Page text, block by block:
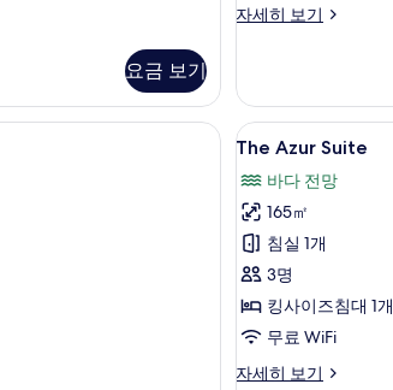
요금 보기
기
자세히 보기
Sea
세
히
보
, 객실 내 금고
급 침구, 오리/거위털 이불, 무료 미니바 품목, 객실 내 금고
The
Azur
Suite
사
진
모
두
보
기
5
The Azur Suite
바다 전망
165㎡
침실 1개
3명
킹사이즈침대 1개
무료 WiFi
자세히 보기
The